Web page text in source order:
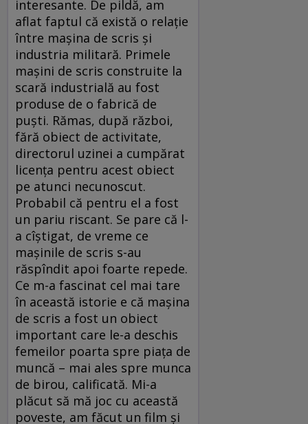
interesante. De pildă, am
aflat faptul că există o relaţie
între maşina de scris şi
industria militară. Primele
maşini de scris construite la
scară industrială au fost
produse de o fabrică de
puşti. Rămas, după război,
fără obiect de activitate,
directorul uzinei a cumpărat
licenţa pentru acest obiect
pe atunci necunoscut.
Probabil că pentru el a fost
un pariu riscant. Se pare că l-
a cîştigat, de vreme ce
maşinile de scris s-au
răspîndit apoi foarte repede.
Ce m-a fascinat cel mai tare
în această istorie e că maşina
de scris a fost un obiect
important care le-a deschis
femeilor poarta spre piaţa de
muncă – mai ales spre munca
de birou, calificată. Mi-a
plăcut să mă joc cu această
poveste, am făcut un film şi